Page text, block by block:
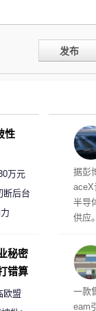
发布
电
据彭
aceX
半导
供应
开
取“
的
全
一款
eam
性
万元
断后台
秘密
错算
欧盟